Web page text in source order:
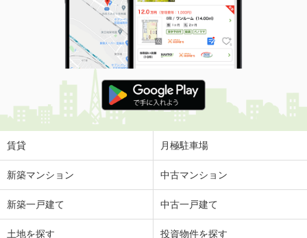
賃貸 月極駐車場
新築マンション 中古マンション
新築一戸建て 中古一戸建て
土地を探す 投資物件を探す